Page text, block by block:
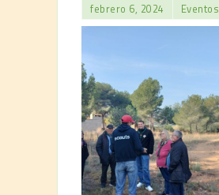
febrero 6, 2024
Eventos